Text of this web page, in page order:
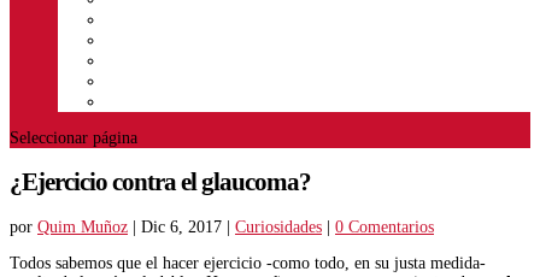
Seleccionar página
¿Ejercicio contra el glaucoma?
por Quim Muñoz Dic 6, 2017 Curiosidades
0 Comentarios
Todos sabemos que el hacer ejercicio -como todo, en su justa medida-